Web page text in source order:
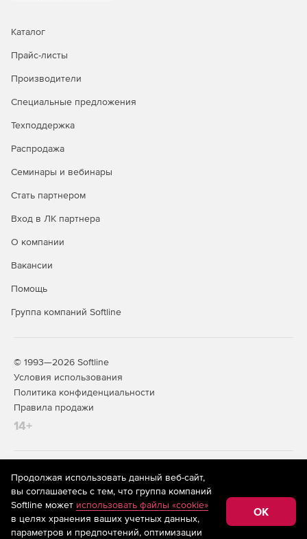
Каталог
Прайс-листы
Производители
Специальные предложения
Техподдержка
Распродажа
Семинары и вебинары
Стать партнером
Вход в ЛК партнера
О компании
Вакансии
Помощь
Группа компаний Softline
© 1993—2026 Softline
Условия использования
Политика конфиденциальности
Правила продажи
14+
На информационном ресурсе store.softline.ru применяются
рекомендательные технологии
(информационные технологии
предоставления информации на основе сбора,
систематизации и анализа сведений, относящихся к
предпочтениям пользователей сети «Интернет»,
находящихся на территории Российской Федерации)
Продолжая использовать данный веб-сайт,
вы соглашаетесь с тем, что группа компаний
Softline может использовать файлы «cookie»
в целях хранения ваших учетных данных,
параметров и предпочтений, оптимизации
OK